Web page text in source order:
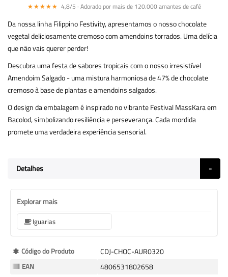
★★★★★ 4,8/5 · Adorado por mais de 120.000 amantes de café
Da nossa linha Filippino Festivity, apresentamos o nosso chocolate
vegetal deliciosamente cremoso com amendoins torrados. Uma delícia
que não vais querer perder!
Descubra uma festa de sabores tropicais com o nosso irresistível
Amendoim Salgado - uma mistura harmoniosa de 47% de chocolate
cremoso à base de plantas e amendoins salgados.
O design da embalagem é inspirado no vibrante Festival MassKara em
Bacolod, simbolizando resiliência e perseverança. Cada mordida
promete uma verdadeira experiência sensorial.
Detalhes
Explorar mais
Iguarias
Mais
informação
Código do Produto CDJ-CHOC-AUR0320
EAN 4806531802658